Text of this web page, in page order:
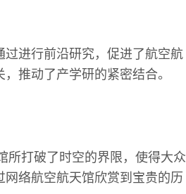
进行前沿研究，促进了航空航
推动了产学研的紧密结合。
所打破了时空的界限，使得大众
络航空航天馆欣赏到宝贵的历